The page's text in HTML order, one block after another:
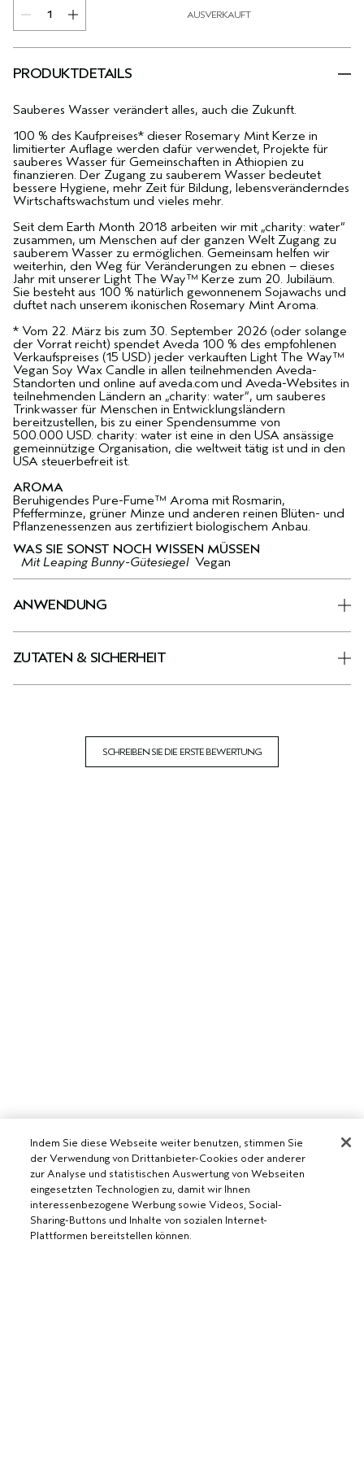
AUSVERKAUFT
PRODUKTDETAILS
Sauberes Wasser verändert alles, auch die Zukunft.
100 % des Kaufpreises* dieser Rosemary Mint Kerze in
limitierter Auflage werden dafür verwendet, Projekte für
sauberes Wasser für Gemeinschaften in Äthiopien zu
finanzieren. Der Zugang zu sauberem Wasser bedeutet
bessere Hygiene, mehr Zeit für Bildung, lebensveränderndes
Wirtschaftswachstum und vieles mehr.
Seit dem Earth Month 2018 arbeiten wir mit „charity: water“
zusammen, um Menschen auf der ganzen Welt Zugang zu
sauberem Wasser zu ermöglichen. Gemeinsam helfen wir
weiterhin, den Weg für Veränderungen zu ebnen – dieses
Jahr mit unserer Light The Way™ Kerze zum 20. Jubiläum.
Sie besteht aus 100 % natürlich gewonnenem Sojawachs und
duftet nach unserem ikonischen Rosemary Mint Aroma.
* Vom 22. März bis zum 30. September 2026 (oder solange
der Vorrat reicht) spendet Aveda 100 % des empfohlenen
Verkaufspreises (15 USD) jeder verkauften Light The Way™
Vegan Soy Wax Candle in allen teilnehmenden Aveda-
Standorten und online auf aveda.com und Aveda-Websites in
teilnehmenden Ländern an „charity: water“, um sauberes
Trinkwasser für Menschen in Entwicklungsländern
bereitzustellen, bis zu einer Spendensumme von
500.000 USD. charity: water ist eine in den USA ansässige
gemeinnützige Organisation, die weltweit tätig ist und in den
USA steuerbefreit ist.
AROMA
Beruhigendes Pure-Fume™ Aroma mit Rosmarin,
Pfefferminze, grüner Minze und anderen reinen Blüten- und
Pflanzenessenzen aus zertifiziert biologischem Anbau.
WAS SIE SONST NOCH WISSEN MÜSSEN
Mit Leaping Bunny-Gütesiegel Vegan
ANWENDUNG
ZUTATEN & SICHERHEIT
SCHREIBEN SIE DIE ERSTE BEWERTUNG
AVEDA SALON WERDEN
WERDE EIN AVEDA-SALON
BENÖTIGST DU HILFE?
Indem Sie diese Webseite weiter benutzen, stimmen Sie
der Verwendung von Drittanbieter-Cookies oder anderer
zur Analyse und statistischen Auswertung von Webseiten
eingesetzten Technologien zu, damit wir Ihnen
interessenbezogene Werbung sowie Videos, Social-
Sharing-Buttons und Inhalte von sozialen Internet-
Plattformen bereitstellen können.